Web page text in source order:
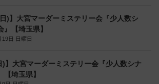
日)】大宮マーダーミステリー会『少人数シ
』【埼玉県】
19日 日曜日
)】大宮マーダーミステリー会『少人数シナ
【埼玉県】